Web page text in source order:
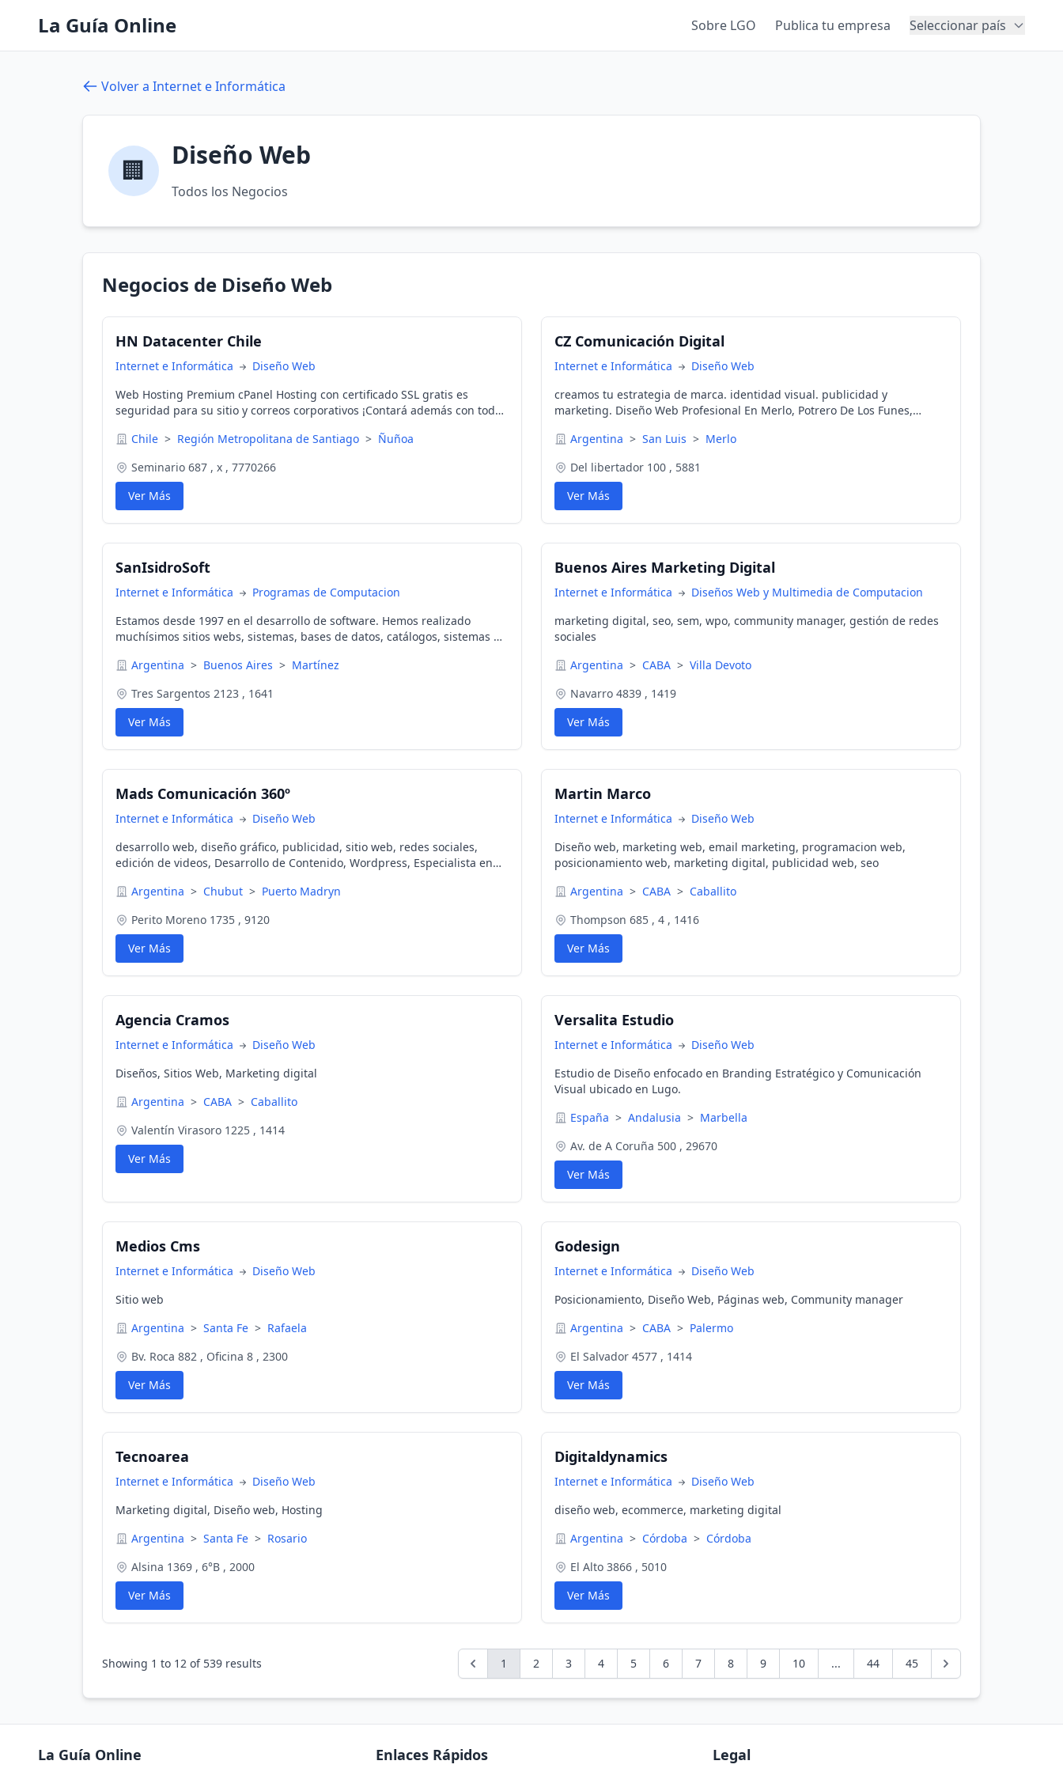
La Guía Online Sobre LGO Publica tu empresa Seleccionar país
Volver a Internet e Informática
🏢 Diseño Web
Todos los Negocios
Negocios de Diseño Web
HN Datacenter Chile
Internet e Informática
Diseño Web
Web Hosting Premium cPanel Hosting con certificado SSL gratis es
seguridad para su sitio y correos corporativos ¡Contará además con todo
Chile > Región Metropolitana de Santiago > Ñuñoa
Seminario 687 , x , 7770266
Ver Más
CZ Comunicación Digital
Internet e Informática
Diseño Web
creamos tu estrategia de marca. identidad visual. publicidad y
marketing. Diseño Web Profesional En Merlo, Potrero De Los Funes,
Argentina > San Luis > Merlo
Del libertador 100 , 5881
Ver Más
SanIsidroSoft
Internet e Informática
Programas de Computacion
Estamos desde 1997 en el desarrollo de software. Hemos realizado
muchísimos sitios webs, sistemas, bases de datos, catálogos, sistemas de
sistemas de gestión y diseños.
Argentina > Buenos Aires > Martínez
Tres Sargentos 2123 , 1641
Ver Más
Buenos Aires Marketing Digital
Internet e Informática
Diseños Web y Multimedia de Computacion
marketing digital, seo, sem, wpo, community manager, gestión de redes
sociales
Argentina > CABA > Villa Devoto
Navarro 4839 , 1419
Ver Más
Mads Comunicación 360º
Internet e Informática
Diseño Web
desarrollo web, diseño gráfico, publicidad, sitio web, redes sociales,
edición de videos, Desarrollo de Contenido, Wordpress, Especialista en
Argentina > Chubut > Puerto Madryn
Perito Moreno 1735 , 9120
Ver Más
Martin Marco
Internet e Informática
Diseño Web
Diseño web, marketing web, email marketing, programacion web,
posicionamiento web, marketing digital, publicidad web, seo
Argentina > CABA > Caballito
Thompson 685 , 4 , 1416
Ver Más
Agencia Cramos
Internet e Informática
Diseño Web
Diseños, Sitios Web, Marketing digital
Argentina > CABA > Caballito
Valentín Virasoro 1225 , 1414
Ver Más
Versalita Estudio
Internet e Informática
Diseño Web
Estudio de Diseño enfocado en Branding Estratégico y Comunicación
Visual ubicado en Lugo.
España > Andalusia > Marbella
Av. de A Coruña 500 , 29670
Ver Más
Medios Cms
Internet e Informática
Diseño Web
Sitio web
Argentina > Santa Fe > Rafaela
Bv. Roca 882 , Oficina 8 , 2300
Ver Más
Godesign
Internet e Informática
Diseño Web
Posicionamiento, Diseño Web, Páginas web, Community manager
Argentina > CABA > Palermo
El Salvador 4577 , 1414
Ver Más
Tecnoarea
Internet e Informática
Diseño Web
Marketing digital, Diseño web, Hosting
Argentina > Santa Fe > Rosario
Alsina 1369 , 6°B , 2000
Ver Más
Digitaldynamics
Internet e Informática
Diseño Web
diseño web, ecommerce, marketing digital
Argentina > Córdoba > Córdoba
El Alto 3866 , 5010
Ver Más
Showing 1 to 12 of 539 results 1 2 3 4 5 6 7 8 9 10 ... 44 45
La Guía Online Enlaces Rápidos Legal